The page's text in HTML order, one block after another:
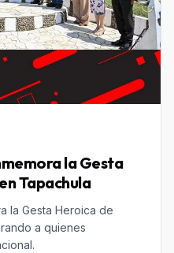
la Gesta
la Gesta Heroica de
a quienes